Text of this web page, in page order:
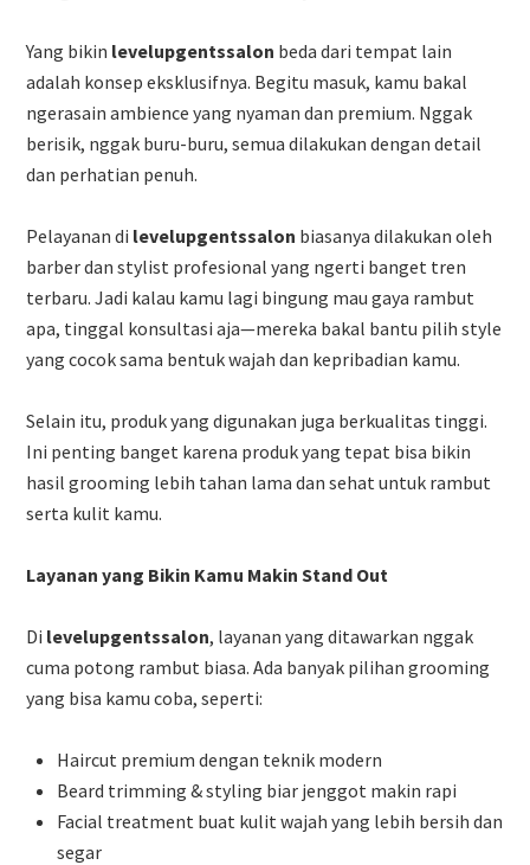
Yang bikin levelupgentssalon beda dari tempat lain
adalah konsep eksklusifnya. Begitu masuk, kamu bakal
ngerasain ambience yang nyaman dan premium. Nggak
berisik, nggak buru-buru, semua dilakukan dengan detail
dan perhatian penuh.
Pelayanan di levelupgentssalon biasanya dilakukan oleh
barber dan stylist profesional yang ngerti banget tren
terbaru. Jadi kalau kamu lagi bingung mau gaya rambut
apa, tinggal konsultasi aja—mereka bakal bantu pilih style
yang cocok sama bentuk wajah dan kepribadian kamu.
Selain itu, produk yang digunakan juga berkualitas tinggi.
Ini penting banget karena produk yang tepat bisa bikin
hasil grooming lebih tahan lama dan sehat untuk rambut
serta kulit kamu.
Layanan yang Bikin Kamu Makin Stand Out
Di levelupgentssalon, layanan yang ditawarkan nggak
cuma potong rambut biasa. Ada banyak pilihan grooming
yang bisa kamu coba, seperti:
Haircut premium dengan teknik modern
Beard trimming & styling biar jenggot makin rapi
Facial treatment buat kulit wajah yang lebih bersih dan
segar